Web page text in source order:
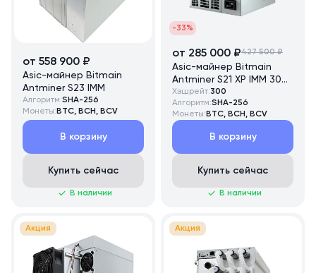
от 558 900 ₽
Asic-майнер Bitmain
Antminer S23 IMM
Алгоритм:SHA-256
Монеты:BTC, BCH, BCV
В корзину
Купить сейчас
В наличии
-33%
от 285 000 ₽427 500 ₽
Asic-майнер Bitmain
Antminer S21 XP IMM 300
TH/s
Хэшрейт:300
Алгоритм:SHA-256
Монеты: BTC, BCH, BCV
В корзину
Купить сейчас
В наличии
Акция Акция